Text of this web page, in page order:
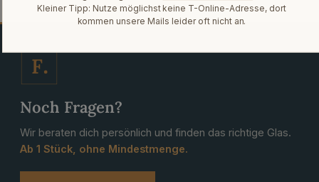
F
Noch Fragen?
Wir beraten dich persönlich und finden das richtige Glas.
Ab 1 Stück, ohne Mindestmenge.
Kleiner Tipp: Nutze möglichst keine T-Online-Adresse, dort
kommen unsere Mails leider oft nicht an.